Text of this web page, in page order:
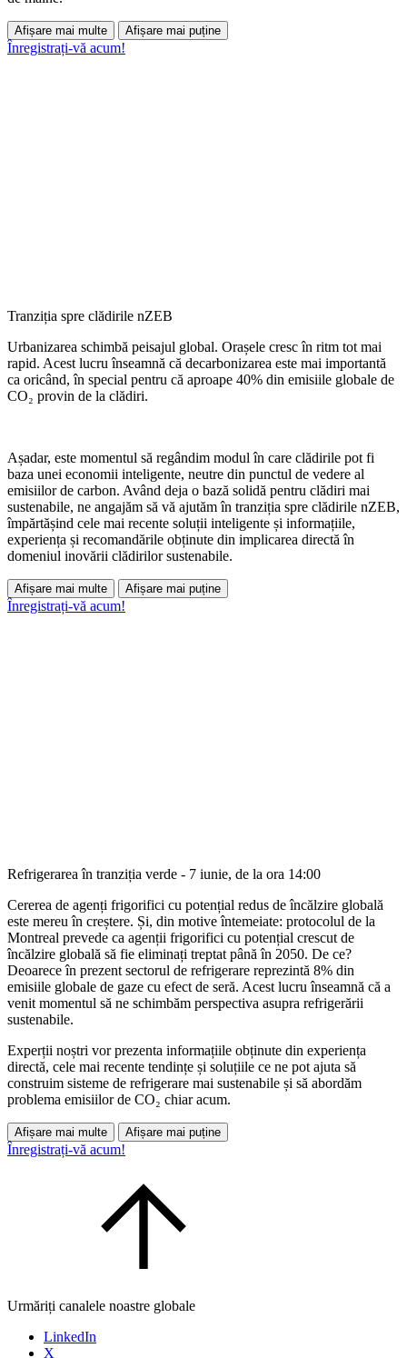
Afișare mai multe Afișare mai puține
Înregistrați-vă acum!
Tranziția spre clădirile nZEB
Urbanizarea schimbă peisajul global. Orașele cresc în ritm tot mai
rapid. Acest lucru înseamnă că decarbonizarea este mai importantă
ca oricând, în special pentru că aproape 40% din emisiile globale de
CO₂ provin de la clădiri.
Așadar, este momentul să regândim modul în care clădirile pot fi
baza unei economii inteligente, neutre din punctul de vedere al
emisiilor de carbon. Având deja o bază solidă pentru clădiri mai
sustenabile, ne angajăm să vă ajutăm în tranziția spre clădirile nZEB,
împărtășind cele mai recente soluții inteligente și informațiile,
experiența și recomandările obținute din implicarea directă în
domeniul inovării clădirilor sustenabile.
Afișare mai multe Afișare mai puține
Înregistrați-vă acum!
Refrigerarea în tranziția verde - 7 iunie, de la ora 14:00
Cererea de agenți frigorifici cu potențial redus de încălzire globală
este mereu în creștere. Și, din motive întemeiate: protocolul de la
Montreal prevede ca agenții frigorifici cu potențial crescut de
încălzire globală să fie eliminați treptat până în 2050. De ce?
Deoarece în prezent sectorul de refrigerare reprezintă 8% din
emisiile globale de gaze cu efect de seră. Acest lucru înseamnă că a
venit momentul să ne schimbăm perspectiva asupra refrigerării
sustenabile.
Experții noștri vor prezenta informațiile obținute din experiența
directă, cele mai recente tendințe și soluțiile ce ne pot ajuta să
construim sisteme de refrigerare mai sustenabile și să abordăm
problema emisiilor de CO₂ chiar acum.
Afișare mai multe Afișare mai puține
Înregistrați-vă acum!
Urmăriți canalele noastre globale
LinkedIn
X